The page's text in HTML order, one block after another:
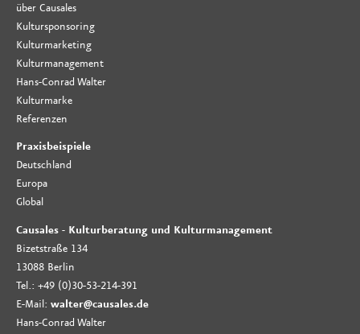
über Causales
Kultursponsoring
Kulturmarketing
Kulturmanagement
Hans-Conrad Walter
Kulturmarke
Referenzen
Praxisbeispiele
Deutschland
Europa
Global
Causales - Kulturberatung und Kulturmanagement
Bizetstraße 134
13088 Berlin
Tel.: +49 (0)30-53-214-391
E-Mail: walter@causales.de
Hans-Conrad Walter